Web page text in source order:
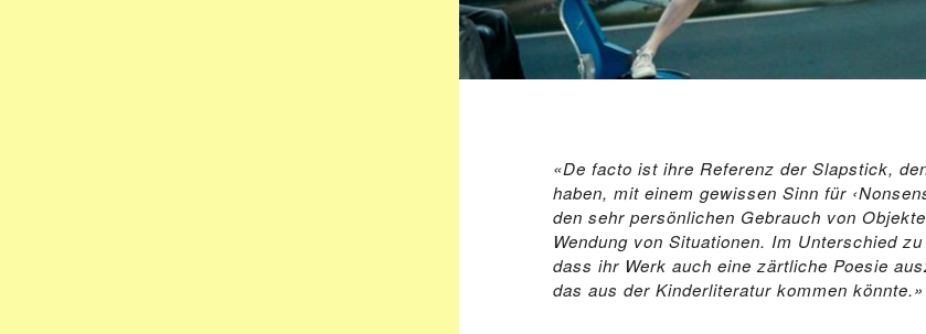
«De facto ist ihre Referenz der Slapstick,
haben, mit einem gewissen Sinn für
den sehr persönlichen Gebrauch von
Wendung von Situationen. Im Unterschied
dass ihr Werk auch eine zärtliche Poesie
das aus der Kinderliteratur kommen könnte.»